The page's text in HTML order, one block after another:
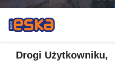
Drogi Użytkowniku,